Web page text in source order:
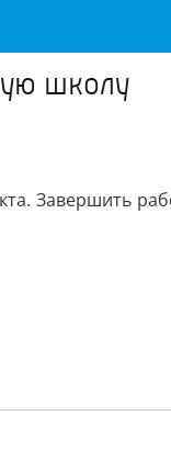
школу
Завершить